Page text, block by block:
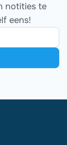
notities te
eens!